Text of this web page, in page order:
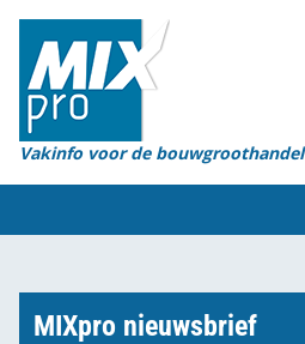
Vakinfo voor de bouwgroothandel
Home
Magazines
Organisaties
Marktcijfers
MIXpro nieuwsbrief